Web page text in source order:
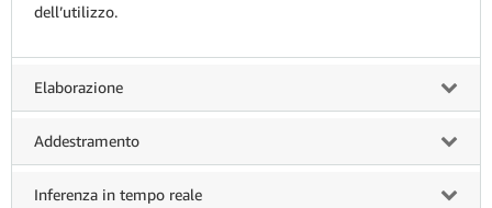
dell’utilizzo.
Elaborazione
Addestramento
Inferenza in tempo reale